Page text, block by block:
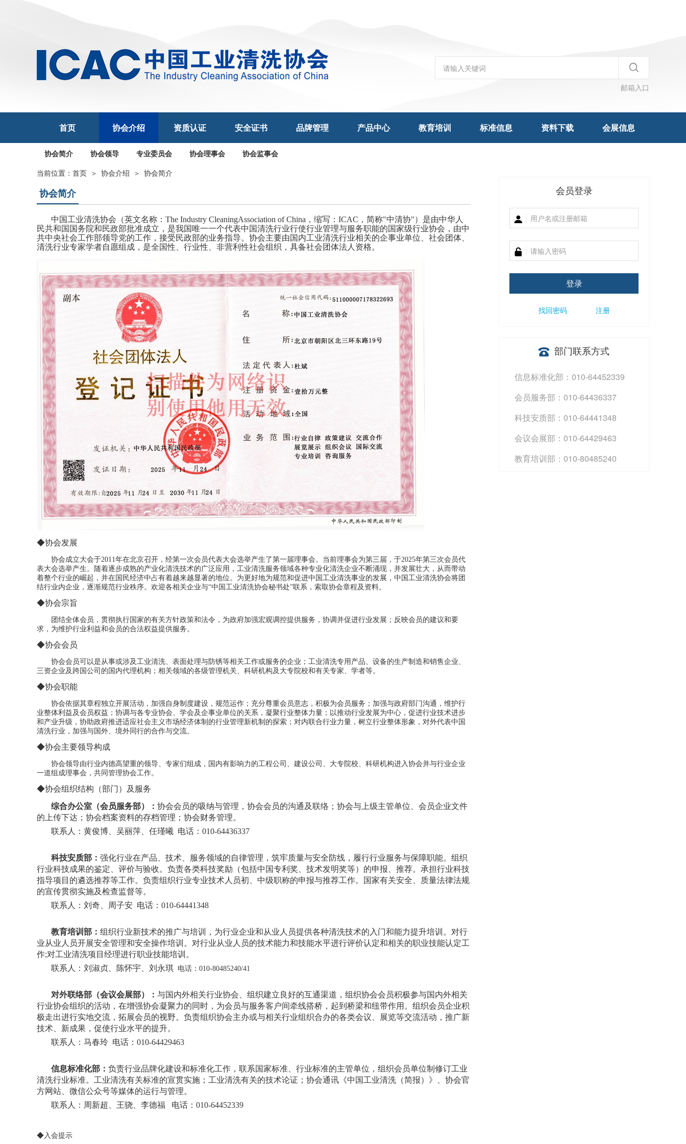
邮箱入口
首页 协会介绍
协会简介 协会领导 专业委员会 协会理事会 协会监事会
资质认证 安全证书 品牌管理 产品中心 教育培训 标准信息 资料下载 会展信息
当前位置： 首页 ＞ 协会介绍 ＞ 协会简介
协会简介
中国工业清洗协会（英文名称：The Industry CleaningAssociation of China，缩写：ICAC，简称"中清协"）是由中华人
民共和国国务院和民政部批准成立，是我国唯一一个代表中国清洗行业行使行业管理与服务职能的国家级行业协会，由中
共中央社会工作部领导党的工作，接受民政部的业务指导。协会主要由国内工业清洗行业相关的企事业单位、社会团体、
清洗行业专家学者自愿组成，是全国性、行业性、非营利性社会组织，具备社会团体法人资格。
◆协会发展
协会成立大会于2011年在北京召开，经第一次会员代表大会选举产生了第一届理事会。当前理事会为第三届，于2025年第三次会员代
表大会选举产生。随着逐步成熟的产业化清洗技术的广泛应用，工业清洗服务领域各种专业化清洗企业不断涌现，并发展壮大，从而带动
着整个行业的崛起，并在国民经济中占有着越来越显著的地位。为更好地为规范和促进中国工业清洗事业的发展，中国工业清洗协会将团
结行业内企业，逐渐规范行业秩序。欢迎各相关企业与“中国工业清洗协会秘书处”联系，索取协会章程及资料。
◆协会宗旨
团结全体会员，贯彻执行国家的有关方针政策和法令，为政府加强宏观调控提供服务，协调并促进行业发展；反映会员的建议和要
求，为维护行业利益和会员的合法权益提供服务。
◆协会会员
协会会员可以是从事或涉及工业清洗、表面处理与防锈等相关工作或服务的企业；工业清洗专用产品、设备的生产制造和销售企业、
三资企业及跨国公司的国内代理机构；相关领域的各级管理机关、科研机构及大专院校和有关专家、学者等。
◆协会职能
协会依据其章程独立开展活动，加强自身制度建设，规范运作；充分尊重会员意志，积极为会员服务；加强与政府部门沟通，维护行
业整体利益及会员权益；协调与各专业协会、学会及企事业单位的关系，凝聚行业整体力量；以推动行业发展为中心，促进行业技术进步
和产业升级，协助政府推进适应社会主义市场经济体制的行业管理新机制的探索；对内联合行业力量，树立行业整体形象，对外代表中国
清洗行业，加强与国外、境外同行的合作与交流。
◆协会主要领导构成
协会领导由行业内德高望重的领导、专家们组成，国内有影响力的工程公司、建设公司、大专院校、科研机构进入协会并与行业企业
一道组成理事会，共同管理协会工作。
◆协会组织结构（部门）及服务
综合办公室 （会员服务部）： 协会会员的吸纳与管理，协会会员的沟通及联络；协会与上级主管单位、会员企业文件
的上传下达；协会档案资料的存档管理；协会财务管理。
联系人：黄俊博、吴丽萍、任瑾曦 电话：010-64436337
科技安质部： 强化行业在产品、技术、服务领域的自律管理，筑牢质量与安全防线，履行行业服务与保障职能。组织
行业科技成果的鉴定、评价与验收。负责各类科技奖励（包括中国专利奖、技术发明奖等）的申报、推荐。承担行业科技
指导项目的遴选推荐等工作。负责组织行业专业技术人员初、中级职称的申报与推荐工作。国家有关安全、质量法律法规
的宣传贯彻实施及检查监督等。
联系人：刘奇、周子安 电话：010-64441348
教育培训部： 组织行业新技术的推广与培训，为行业企业和从业人员提供各种清洗技术的入门和能力提升培训。对行
业从业人员开展安全管理和安全操作培训。对行业从业人员的技术能力和技能水平进行评价认定和相关的职业技能认定工
作;对工业清洗项目经理进行职业技能培训。
联系人：刘淑贞、
陈怀宇、刘永琪 电话：010-80485240/41
对外联络部（会议会展部）： 与国内外相关行业协会、组织建立良好的互通渠道，组织协会会员积极参与国内外相关
行业协会组织的活动，在增强协会凝聚力的同时，为会员与服务客户间牵线搭桥，起到桥梁和纽带作用。组织会员企业积
极走出进行实地交流，拓展会员的视野。负责组织协会主办或与相关行业组织合办的各类会议、展览等交流活动，推广新
技术、新成果，促使行业水平的提升。
联系人：马春玲 电话：010-64429463
信息标准化部： 负责行业品牌化建设和标准化工作，联系国家标准、行业标准的主管单位，组织会员单位制修订工业
清洗行业标准。工业清洗有关标准的宣贯实施；工业清洗有关的技术论证；协会通讯《中国工业清洗（简报）》、协会官
方网站、微信公众号等媒体的运行与管理。
联系人：周新超、王骁、李德福 电话：010-64452339
◆入会提示
会员登录
登录
找回密码 注册
部门联系方式
信息标准化部：010-64452339
会员服务部：010-64436337
科技安质部：010-64441348
会议会展部：010-64429463
教育培训部：010-80485240